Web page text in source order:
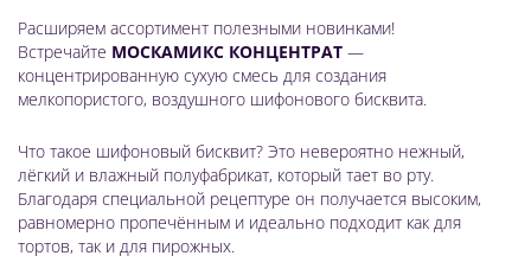
Расширяем ассортимент полезными новинками!
Встречайте МОСКАМИКС КОНЦЕНТРАТ —
концентрированную сухую смесь для создания
мелкопористого, воздушного шифонового бисквита.
Что такое шифоновый бисквит? Это невероятно нежный,
лёгкий и влажный полуфабрикат, который тает во рту.
Благодаря специальной рецептуре он получается высоким,
равномерно пропечённым и идеально подходит как для
тортов, так и для пирожных.